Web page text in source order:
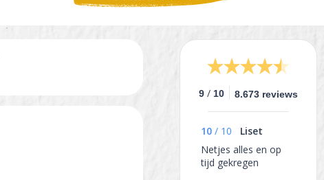
9 / 10 8.673 reviews
10 / 10
Liset
Netjes alles en op
tijd gekregen